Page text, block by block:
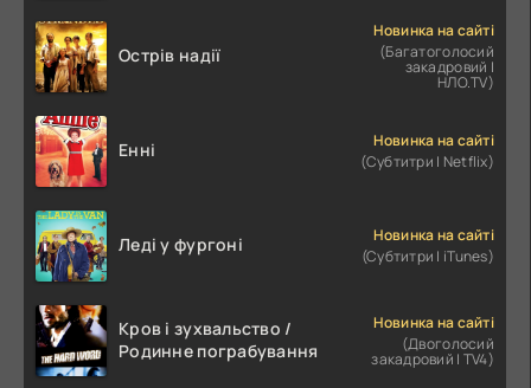
Острів надії
Новинка на сайті
(Багатоголосий
закадровий |
НЛО.TV)
Енні
Новинка на сайті
(Субтитри | Netflix)
Леді у фургоні
Новинка на сайті
(Субтитри | iTunes)
Кров і зухвальство /
Родинне пограбування
Новинка на сайті
(Двоголосий
закадровий | TV4)